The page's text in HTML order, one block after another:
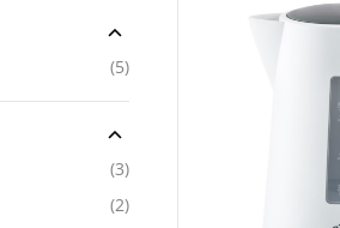
(5)
(3)
(2)